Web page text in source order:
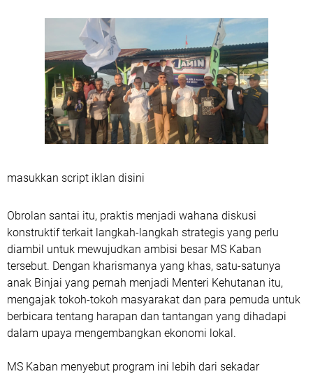
masukkan script iklan disini
Obrolan santai itu, praktis menjadi wahana diskusi
konstruktif terkait langkah-langkah strategis yang perlu
diambil untuk mewujudkan ambisi besar MS Kaban
tersebut. Dengan kharismanya yang khas, satu-satunya
anak Binjai yang pernah menjadi Menteri Kehutanan itu,
mengajak tokoh-tokoh masyarakat dan para pemuda untuk
berbicara tentang harapan dan tantangan yang dihadapi
dalam upaya mengembangkan ekonomi lokal.
MS Kaban menyebut program ini lebih dari sekadar